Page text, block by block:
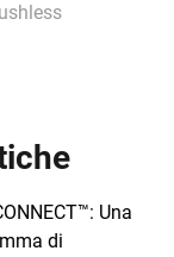
e con una
tagli
e la guida
ogni volta.
Una
di